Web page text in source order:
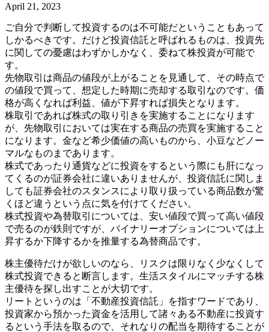
April 21, 2023
ご自分で判断して投資するのは不可能だということもあって
しかるべきです。だけど投資信託と呼ばれるものは、投資先
に関しての憂慮はわずかしかなく、委ねて株投資が可能で
す。
先物取引は商品の値段が上がることを見通して、その時点で
の値段で買って、想定した時期に売却する取引なのです。価
格が高くなれば利益、値が下昇すれば損失となります。
株取引であれば株式の取り引きを実施することになります
が、先物取引においては実在する商品の売買を実施すること
になります。金など希少価値の高いものから、小豆などノー
マルなものまであります。
株式であったり通貨などに投資をするという際にも肝になっ
てくるのが証券会社に違いありませんが、投資信託に関しま
しても証券会社のスタンスにより取り扱っている商品数が驚
くほど違うという点に気を付けてください。
株式投資や為替取引については、安い値段で買って高い値段
で売るのが鉄則ですが、バイナリーオプションについては上
昇するか下降するかを推量する為替商品です。
株主優待だけが欲しいのなら、リスクは限りなく少なくして
株式投資できると断言します。生活スタイルにマッチする株
主優待を探し出すことが大切です。
リートというのは「不動産投資信託」を指すワードであり、
投資家から預かった資金を活用して諸々ある不動産に投資す
るという手法を取るので、それなりの配当を期待することが